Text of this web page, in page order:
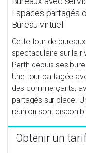
Espaces partagés
Bureau virtuel
Cette tour de
spectaculaire sur la
Perth depuis ses
Une tour partagée
des commerçants,
partagés sur place.
réunion sont
Obtenir un tarif